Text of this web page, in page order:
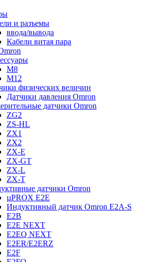
и разъемы
ввода/вывода
Кабели витая пара
M8
M12
физических величин
Датчики давления Omron
датчики Omron
ZG2
ZS-HL
ZX1
ZX2
ZX-E
ZX-GT
ZX-L
ZX-T
датчики Omron
µPROX E2E
Индуктивный датчик Omron E2A-S
E2B
E2E NEXT
E2EQ NEXT
E2ER/E2ERZ
E2F